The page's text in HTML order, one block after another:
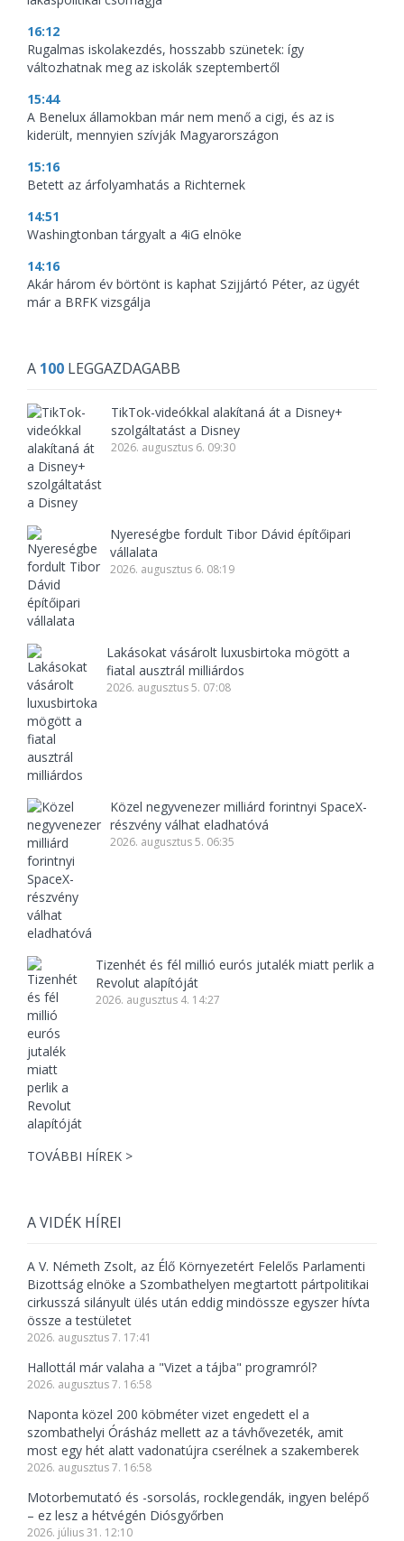
16:12
Rugalmas iskolakezdés, hosszabb szünetek: így
változhatnak meg az iskolák szeptembertől
15:44
A Benelux államokban már nem menő a cigi, és az is
kiderült, mennyien szívják Magyarországon
15:16
Betett az árfolyamhatás a Richternek
14:51
Washingtonban tárgyalt a 4iG elnöke
14:16
Akár három év börtönt is kaphat Szijjártó Péter, az ügyét
már a BRFK vizsgálja
A 100 LEGGAZDAGABB
TikTok-videókkal alakítaná át a Disney+
szolgáltatást a Disney
2026. augusztus 6. 09:30
Nyereségbe fordult Tibor Dávid építőipari
vállalata
2026. augusztus 6. 08:19
Lakásokat vásárolt luxusbirtoka mögött a
fiatal ausztrál milliárdos
2026. augusztus 5. 07:08
Közel negyvenezer milliárd forintnyi SpaceX-
részvény válhat eladhatóvá
2026. augusztus 5. 06:35
Tizenhét és fél millió eurós jutalék miatt perlik a
Revolut alapítóját
2026. augusztus 4. 14:27
TOVÁBBI HÍREK >
A VIDÉK HÍREI
A V. Németh Zsolt, az Élő Környezetért Felelős Parlamenti
Bizottság elnöke a Szombathelyen megtartott pártpolitikai
cirkusszá silányult ülés után eddig mindössze egyszer hívta
össze a testületet
2026. augusztus 7. 17:41
Hallottál már valaha a "Vizet a tájba" programról?
2026. augusztus 7. 16:58
Naponta közel 200 köbméter vizet engedett el a
szombathelyi Órásház mellett az a távhővezeték, amit
most egy hét alatt vadonatújra cserélnek a szakemberek
2026. augusztus 7. 16:58
Motorbemutató és -sorsolás, rocklegendák, ingyen belépő
– ez lesz a hétvégén Diósgyőrben
2026. július 31. 12:10